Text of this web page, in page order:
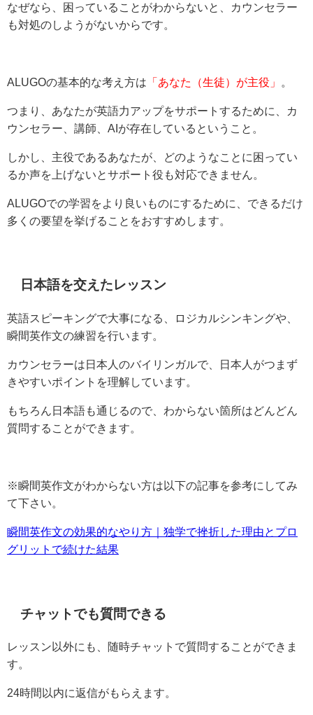
なぜなら、困っていることがわからないと、カウンセラー
も対処のしようがないからです。
ALUGOの基本的な考え方は 「あなた（生徒）が主役」
つまり、あなたが英語力アップをサポートするために、カ
ウンセラー、講師、AIが存在しているということ。
しかし、主役であるあなたが、どのようなことに困ってい
るか声を上げないとサポート役も対応できません。
ALUGOでの学習をより良いものにするために、できるだけ
多くの要望を挙げることをおすすめします。
日本語を交えたレッスン
英語スピーキングで大事になる、ロジカルシンキングや、
瞬間英作文の練習を行います。
カウンセラーは日本人のバイリンガルで、日本人がつまず
きやすいポイントを理解しています。
もちろん日本語も通じるので、わからない箇所はどんどん
質問することができます。
※瞬間英作文がわからない方は以下の記事を参考にしてみ
て下さい。
瞬間英作文の効果的なやり方｜独学で挫折した理由とプロ
グリットで続けた結果
チャットでも質問できる
レッスン以外にも、随時チャットで質問することができま
す。
24時間以内に返信がもらえます。